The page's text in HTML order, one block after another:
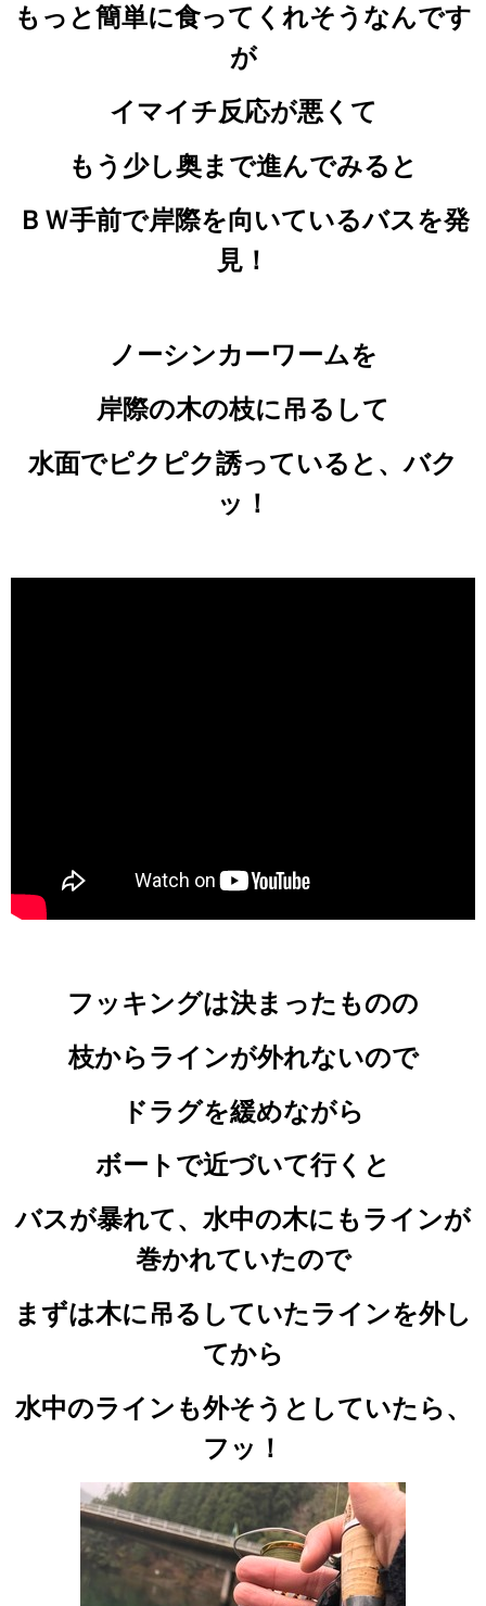
もっと簡単に食ってくれそうなんです
が
イマイチ反応が悪くて
もう少し奥まで進んでみると
ＢＷ手前で岸際を向いているバスを発
見！
ノーシンカーワームを
岸際の木の枝に吊るして
水面でピクピク誘っていると、バク
ッ！
フッキングは決まったものの
枝からラインが外れないので
ドラグを緩めながら
ボートで近づいて行くと
バスが暴れて、水中の木にもラインが
巻かれていたので
まずは木に吊るしていたラインを外し
てから
水中のラインも外そうとしていたら、
フッ！